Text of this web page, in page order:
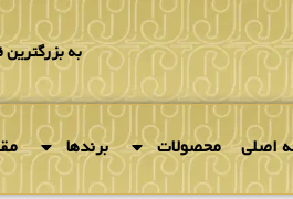
به
اصلی محصولات برندها